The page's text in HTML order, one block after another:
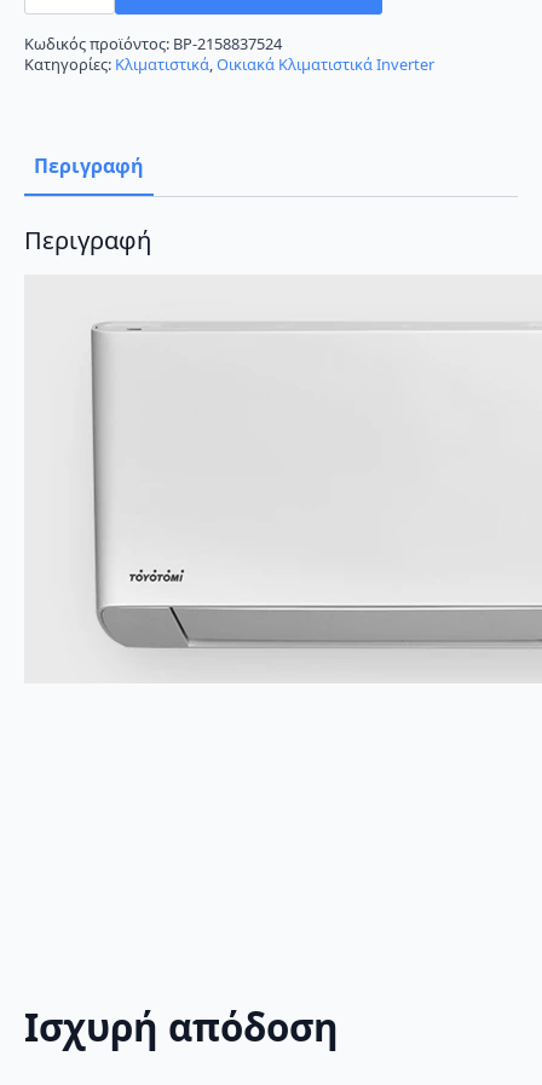
2335R32
Κλιματιστικό
Inverter
12000
Ιονιστή
και
Wi-
ποσότητα
Κωδικός προϊόντος: BP-2158837524
Κατηγορίες: Κλιματιστικά,Οικιακά Κλιματιστικά Inverter
Περιγραφή
Περιγραφή
Ισχυρή απόδοση